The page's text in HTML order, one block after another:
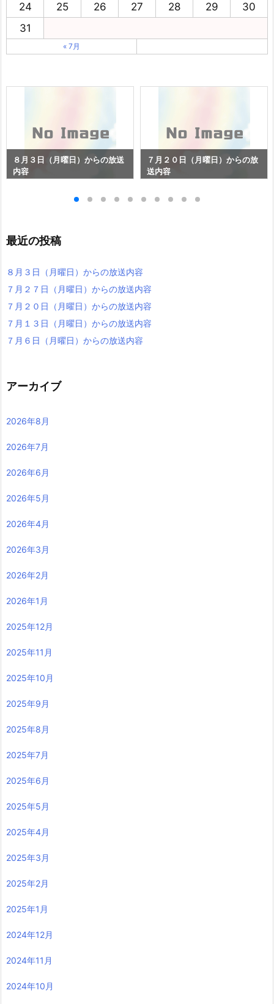
24
25 26 27 28 29
30
31
« 7月
８月３日（月曜日）からの放送
内容
７月２０日（月曜日）からの放
送内容
最近の投稿
８月３日（月曜日）からの放送内容
７月２７日（月曜日）からの放送内容
７月２０日（月曜日）からの放送内容
７月１３日（月曜日）からの放送内容
７月６日（月曜日）からの放送内容
アーカイブ
2026年8月
2026年7月
2026年6月
2026年5月
2026年4月
2026年3月
2026年2月
2026年1月
2025年12月
2025年11月
2025年10月
2025年9月
2025年8月
2025年7月
2025年6月
2025年5月
2025年4月
2025年3月
2025年2月
2025年1月
2024年12月
2024年11月
2024年10月